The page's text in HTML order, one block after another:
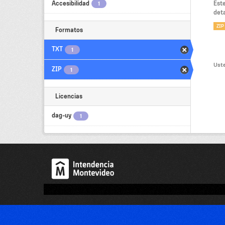
Accesibilidad 1
Formatos
TXT 1
ZIP 1
Licencias
dag-uy 1
ZIP